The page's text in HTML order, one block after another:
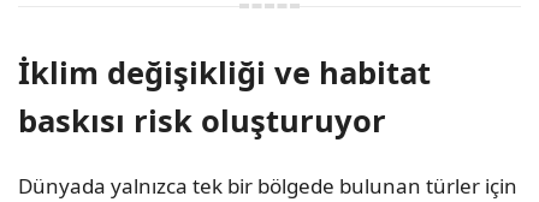
İklim değişikliği ve habitat
baskısı risk oluşturuyor
Dünyada yalnızca tek bir bölgede bulunan türler için